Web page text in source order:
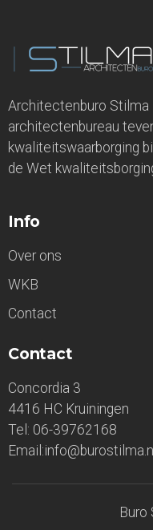
Architectenburo Stilma
architectenbureau
kwaliteitswaarborging
de Wet
Info
Over ons
WKB
Contact
Contact
Concordia 3
4416 HC Kruiningen
Tel: 06-39762168
Email:info@burostilma.nl